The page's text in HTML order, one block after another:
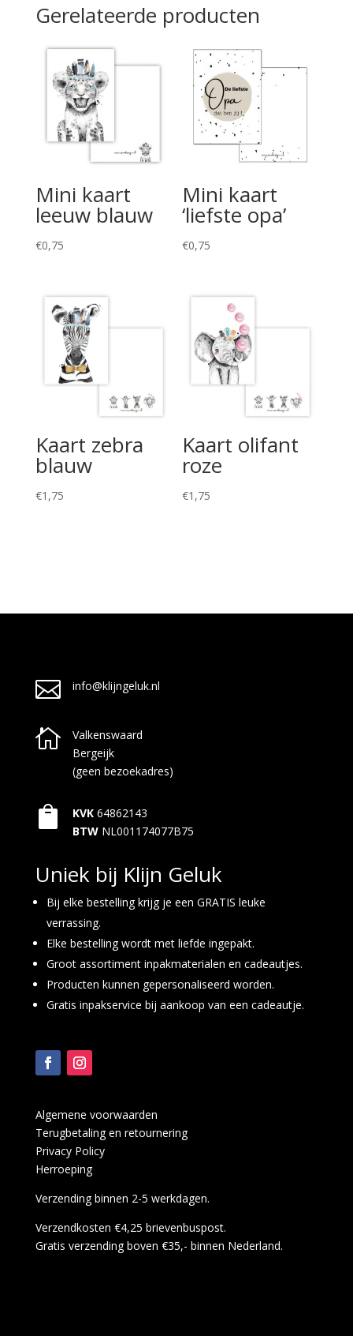
Gerelateerde producten
Mini kaart
leeuw blauw
€0,75
Mini kaart
‘liefste opa’
€0,75
Kaart zebra
blauw
€1,75
Kaart olifant
roze
€1,75
 info@klijngeluk.nl

Valkenswaard
Bergeijk
(geen bezoekadres)
 KVK 64862143
BTW NL001174077B75
Uniek bij Klijn Geluk
Bij elke bestelling krijg je een GRATIS leuke
verrassing.
Elke bestelling wordt met liefde ingepakt.
Groot assortiment inpakmaterialen en cadeautjes.
Producten kunnen gepersonaliseerd worden.
Gratis inpakservice bij aankoop van een cadeautje.
Algemene voorwaarden
Terugbetaling en retournering
Privacy Policy
Herroeping
Verzending binnen 2-5 werkdagen.
Verzendkosten €4,25 brievenbuspost.
Gratis verzending boven €35,- binnen Nederland.